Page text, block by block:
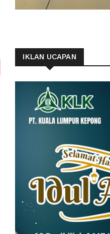
IKLAN UCAPAN